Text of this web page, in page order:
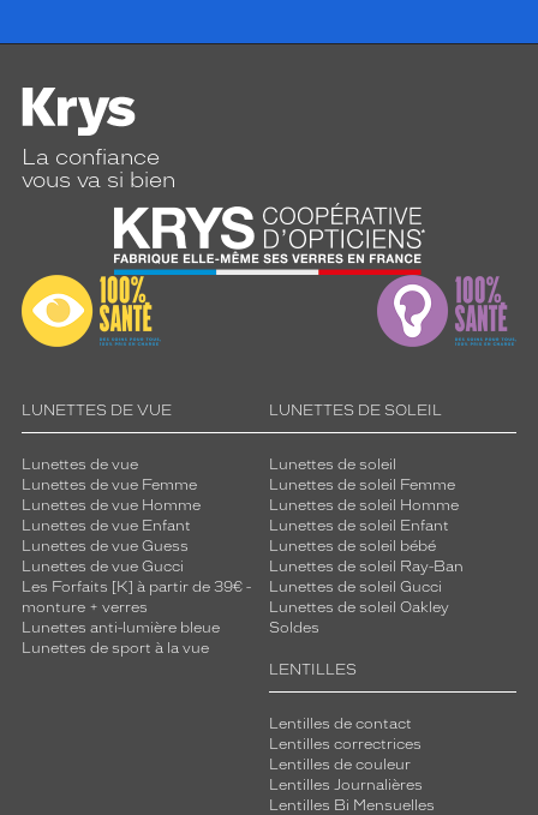
La confiance
vous va si bien
LUNETTES DE VUE
Lunettes de vue
Lunettes de vue Femme
Lunettes de vue Homme
Lunettes de vue Enfant
Lunettes de vue Guess
Lunettes de vue Gucci
Les Forfaits [K] à partir de 39€ -
monture + verres
Lunettes anti-lumière bleue
Lunettes de sport à la vue
LUNETTES DE SOLEIL
Lunettes de soleil
Lunettes de soleil Femme
Lunettes de soleil Homme
Lunettes de soleil Enfant
Lunettes de soleil bébé
Lunettes de soleil Ray-Ban
Lunettes de soleil Gucci
Lunettes de soleil Oakley
Soldes
LENTILLES
Lentilles de contact
Lentilles correctrices
Lentilles de couleur
Lentilles Journalières
Lentilles Bi Mensuelles